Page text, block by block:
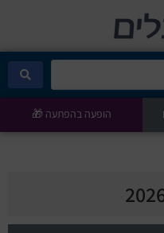
הופעה בהפתעה 🎁